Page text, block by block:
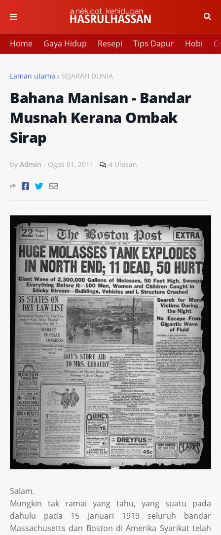
Home Gaya Hidup Resepi Tips Dapur Hobi
Laman utama SEJARAH DUNIA
Bahana Manisan - Bandar
Musnah Kerana Ombak
Sirap
by Admin - Ogos 01, 2011 4 Ulasan
Salam.
Mungkin tak ramai yang tahu, yang suatu pada
dahulu pada 15 Januari 1919 seluruh bandar
Massachusetts dan Boston di Amerika Syarikat telah